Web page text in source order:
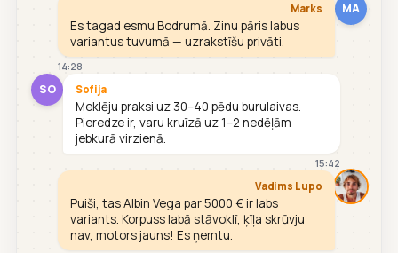
MA
Marks
Es tagad esmu Bodrumā. Zinu pāris labus
variantus tuvumā — uzrakstīšu privāti.
14:28
SO Sofija
Meklēju praksi uz 30–40 pēdu burulaivas.
Pieredze ir, varu kruīzā uz 1–2 nedēļām
jebkurā virzienā.
15:42
Vadims Lupo
Puiši, tas Albin Vega par 5000 € ir labs
variants. Korpuss labā stāvoklī, ķīļa skrūvju
nav, motors jauns! Es ņemtu.